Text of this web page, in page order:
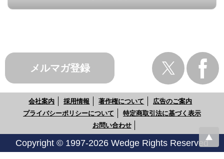
メルマガ登録
会社案内 採用情報 著作権について
広告のご案内
プライバシーポリシーについて
特定商取引法に基づく表示
お問い合わせ
Copyright © 1997-2026 Wedge Rights Reserved